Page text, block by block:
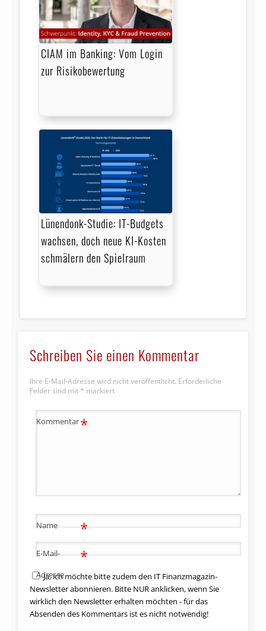
CIAM im Banking: Vom Login
zur Risikobewertung
Lünendonk-Studie: IT-Budgets
wachsen, doch neue KI-Kosten
schmälern den Spielraum
Schreiben Sie einen Kommentar
Ihre E-Mail-Adresse wird nicht veröffentlicht. Erforderliche
Felder sind mit * markiert
Kommentar*
Name *
E-Mail-
Adresse
*
Ja, ich möchte bitte zudem den IT Finanzmagazin-
Newsletter abonnieren. Bitte NUR anklicken, wenn Sie
wirklich den Newsletter erhalten möchten - für das
Absenden des Kommentars ist es nicht notwendig!